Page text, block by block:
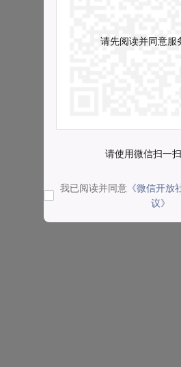
请先阅读并同意服
请使用微信扫一
我已阅读并同意 《微信开
议》